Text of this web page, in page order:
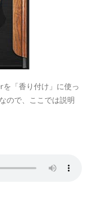
「香り付け」に使っ
ので、ここでは説明